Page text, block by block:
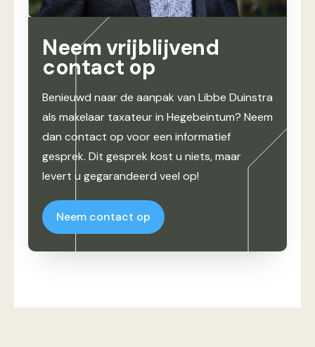
Neem vrijblijvend
contact op
Benieuwd naar de aanpak van Libbe Duinstra
als makelaar taxateur in Hegebeintum? Neem
dan contact op voor een informatief
gesprek. Dit gesprek kost u niets, maar
levert u gegarandeerd veel op!
Neem contact op